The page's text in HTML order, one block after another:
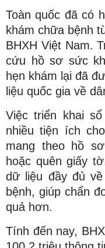
Toàn quốc đã có
khám chữa bệnh
BHXH Việt Nam.
cứu hồ sơ sức
hẹn khám lại đã
liệu quốc gia về
Việc triển khai
nhiều tiện ích
mang theo hồ
hoặc quên giấy
dữ liệu đầy đủ
bệnh, giúp chẩn
quả hơn.
Tính đến nay,